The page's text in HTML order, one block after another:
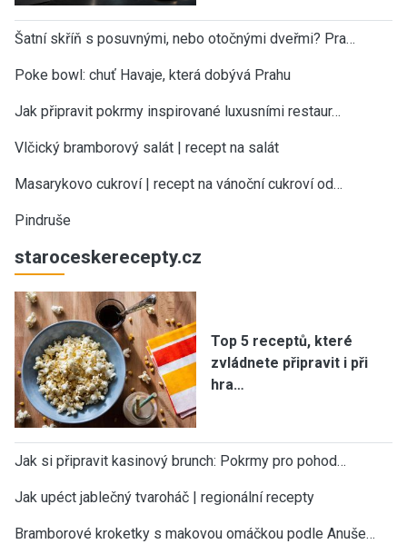
Šatní skříň s posuvnými, nebo otočnými dveřmi? Pra…
Poke bowl: chuť Havaje, která dobývá Prahu
Jak připravit pokrmy inspirované luxusními restaur…
Vlčický bramborový salát | recept na salát
Masarykovo cukroví | recept na vánoční cukroví od…
Pindruše
staroceskerecepty.cz
Top 5 receptů, které
zvládnete připravit i při
hra…
Jak si připravit kasinový brunch: Pokrmy pro pohod…
Jak upéct jablečný tvaroháč | regionální recepty
Bramborové kroketky s makovou omáčkou podle Anuše…